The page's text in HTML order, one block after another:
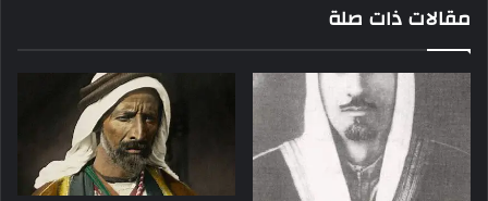
مقالات ذات صلة